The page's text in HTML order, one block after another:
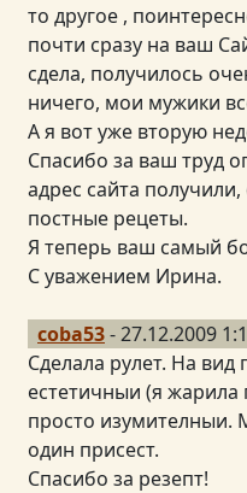
то другое ,
почти сразу на ваш
сдела, получилось
ничего, мои мужики
А я вот уже вторую
Спасибо за ваш труд
адрес сайта
постные рецеты.
Я теперь ваш самый
С уважением Ирина.
coba53- 27.12.2009
Сделала рулет. На
естетичныи (я жарила
просто изумителныи.
один присест.
Спасибо за резепт!